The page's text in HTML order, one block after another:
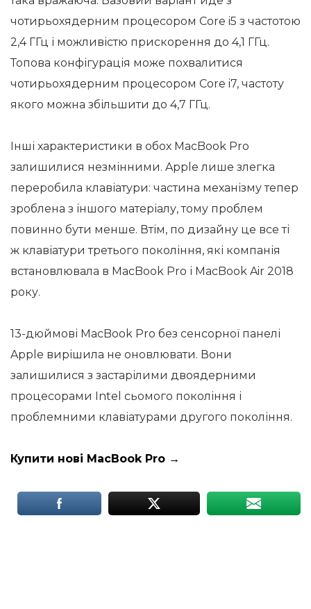
чотирьохядерним процесором Core i5 з частотою
2,4 ГГц і можливістю прискорення до 4,1 ГГц.
Топова конфігурація може похвалитися
чотирьохядерним процесором Core i7, частоту
якого можна збільшити до 4,7 ГГц.
Інші характеристики в обох MacBook Pro
залишилися незмінними. Apple лише злегка
переробила клавіатури: частина механізму тепер
зроблена з іншого матеріалу, тому проблем
повинно бути менше. Втім, по дизайну це все ті
ж клавіатури третього покоління, які компанія
встановлювала в MacBook Pro і MacBook Air 2018
року.
13-дюймові MacBook Pro без сенсорної панелі
Apple вирішила не оновлювати. Вони
залишилися з застарілими двоядерними
процесорами Intel сьомого покоління і
проблемними клавіатурами другого покоління.
Купити нові MacBook Pro →